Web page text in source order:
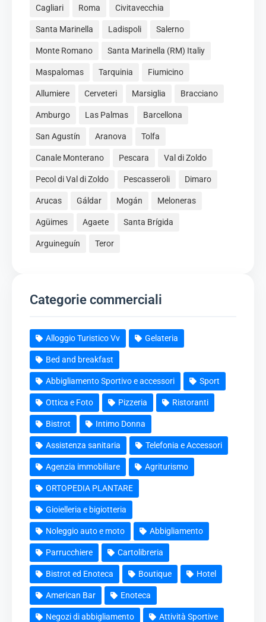
Cagliari Roma Civitavecchia
Santa Marinella Ladispoli Salerno
Monte Romano Santa Marinella (RM) Italiy
Maspalomas Tarquinia Fiumicino
Allumiere Cerveteri Marsiglia Bracciano
Amburgo Las Palmas Barcellona
San Agustín Aranova Tolfa
Canale Monterano Pescara Val di Zoldo
Pecol di Val di Zoldo Pescasseroli Dimaro
Arucas Gáldar Mogán Meloneras
Agüimes Agaete Santa Brígida
Arguineguín Teror
Categorie commerciali
Alloggio Turistico Vv Gelateria
Bed and breakfast
Abbigliamento Sportivo e accessori Sport
Ottica e Foto Pizzeria Ristoranti
Bistrot Intimo Donna
Assistenza sanitaria Telefonia e Accessori
Agenzia immobiliare Agriturismo
ORTOPEDIA PLANTARE
Gioielleria e bigiotteria
Noleggio auto e moto Abbigliamento
Parrucchiere Cartolibreria
Bistrot ed Enoteca Boutique Hotel
American Bar Enoteca
Negozi di abbigliamento Attività Sportive